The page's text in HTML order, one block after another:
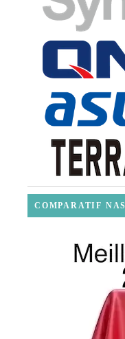
COMPARATIF NAS